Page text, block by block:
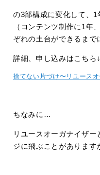
の3部構成に変化して、1
（コンテンツ制作に1年
ぞれの土台ができるまで
詳細、申し込みはこちら↓
捨てない片づけ〜リユース
ちなみに…
リユースオーガナイザ
ジに飛ぶことがあります